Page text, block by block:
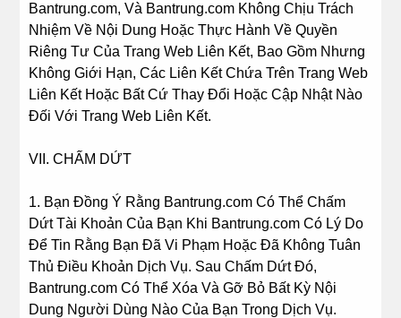
Bantrung.com, Và Bantrung.com Không Chịu Trách
Nhiệm Về Nội Dung Hoặc Thực Hành Về Quyền
Riêng Tư Của Trang Web Liên Kết, Bao Gồm Nhưng
Không Giới Hạn, Các Liên Kết Chứa Trên Trang Web
Liên Kết Hoặc Bất Cứ Thay Đổi Hoặc Cập Nhật Nào
Đối Với Trang Web Liên Kết.
VII. CHẤM DỨT
1. Bạn Đồng Ý Rằng Bantrung.com Có Thể Chấm
Dứt Tài Khoản Của Bạn Khi Bantrung.com Có Lý Do
Để Tin Rằng Bạn Đã Vi Phạm Hoặc Đã Không Tuân
Thủ Điều Khoản Dịch Vụ. Sau Chấm Dứt Đó,
Bantrung.com Có Thể Xóa Và Gỡ Bỏ Bất Kỳ Nội
Dung Người Dùng Nào Của Bạn Trong Dịch Vụ.